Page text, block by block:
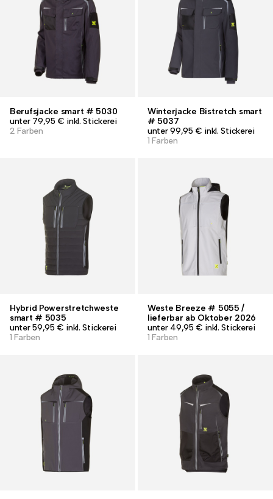
Berufsjacke smart # 5030
unter 79,95 € inkl. Stickerei
2 Farben
Winterjacke Bistretch smart
# 5037
unter 99,95 € inkl. Stickerei
1 Farben
Hybrid Powerstretchweste
smart # 5035
unter 59,95 € inkl. Stickerei
1 Farben
Weste Breeze # 5055 /
lieferbar ab Oktober 2026
unter 49,95 € inkl. Stickerei
1 Farben